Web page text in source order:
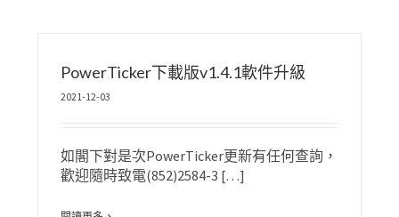
PowerTicker下載版v1.4.1軟件升級
2021-12-03
如閣下對是次PowerTicker更新有任何查詢，
歡迎隨時致電(852)2584-3 […]